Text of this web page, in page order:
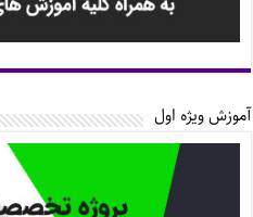
آموزش ویژه اول